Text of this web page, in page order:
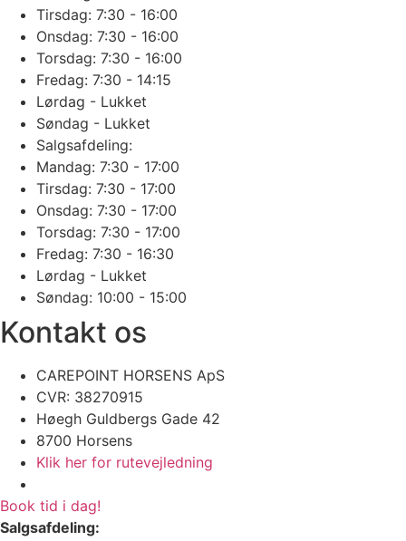
Tirsdag: 7:30 - 16:00
Onsdag: 7:30 - 16:00
Torsdag: 7:30 - 16:00
Fredag: 7:30 - 14:15
Lørdag - Lukket
Søndag - Lukket
Salgsafdeling:
Mandag: 7:30 - 17:00
Tirsdag: 7:30 - 17:00
Onsdag: 7:30 - 17:00
Torsdag: 7:30 - 17:00
Fredag: 7:30 - 16:30
Lørdag - Lukket
Søndag: 10:00 - 15:00
Kontakt os
CAREPOINT HORSENS ApS
CVR: 38270915 ​
​​Høegh Guldbergs Gade 42
8700 Horsens
Klik her for rutevejledning
Book tid i dag!
Salgsafdeling: